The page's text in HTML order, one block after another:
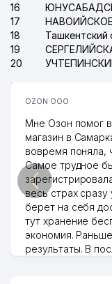
16
17
18
19
20
OZON ООО
Мне Озон помог
магазин в
вовремя поняла,
Самое трудное
весь страх
берет на себя
тут хранение
экономия.
результаты. В